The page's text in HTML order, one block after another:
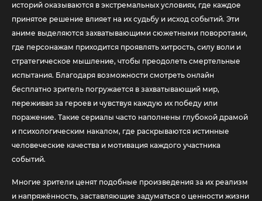
историй оказываются в экстремальных условиях, где каждое
принятое решение влияет на их судьбу и исход событий. Эти
аниме выделяются захватывающими сюжетными поворотами,
где персонажам приходится проявлять хитрость, силу воли и
стратегическое мышление, чтобы преодолеть смертельные
испытания. Благодаря возможности смотреть онлайн
бесплатно зритель погружается в захватывающий мир,
переживая за героев и чувствуя каждую их победу или
поражение. Такие сериалы часто наполнены глубокой драмой
и психологическим накалом, где раскрываются истинные
человеческие качества и мотивация каждого участника
событий.
Многие зрители ценят подобные произведения за их реализм
и напряжённость, заставляющие задуматься о ценности жизни